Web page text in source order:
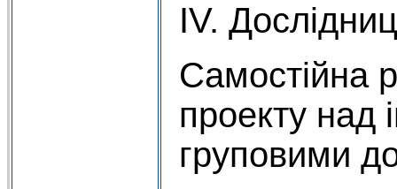
IV.
Самостійна
проекту над
груповими